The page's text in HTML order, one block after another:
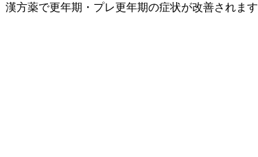
漢方薬で更年期・プレ更年期の症状が改善されます